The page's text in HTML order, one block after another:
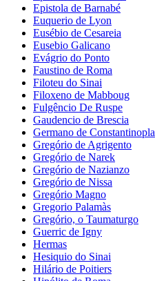
Epistola de Barnabé
Euquerio de Lyon
Eusébio de Cesareia
Eusebio Galicano
Evágrio do Ponto
Faustino de Roma
Filoteu do Sinai
Filoxeno de Mabboug
Fulgêncio De Ruspe
Gaudencio de Brescia
Germano de Constantinopla
Gregório de Agrigento
Gregório de Narek
Gregório de Nazianzo
Gregório de Nissa
Gregório Magno
Gregorio Palamàs
Gregório, o Taumaturgo
Guerric de Igny
Hermas
Hesiquio do Sinai
Hilário de Poitiers